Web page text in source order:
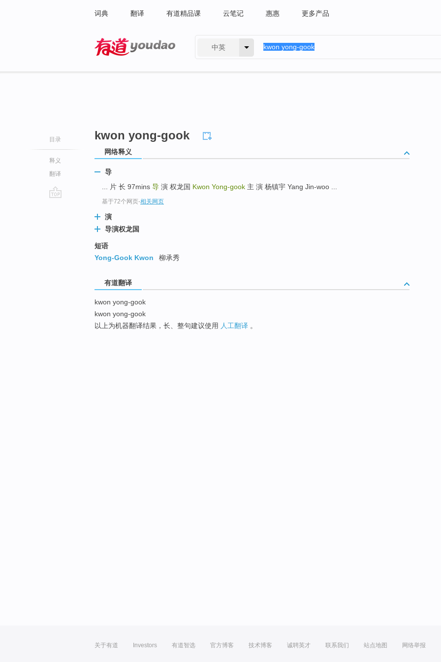
词典 翻译 有道精品课 云笔记 惠惠 更多产品
中英
目录
释义
翻译
kwon yong-gook
网络释义
导
... 片 长 97mins 导 演 权龙国 Kwon Yong-gook 主 演 杨镇宇 Yang Jin-woo ...
基于72个网页-相关网页
演
导演权龙国
短语
Yong-Gook Kwon
柳承秀
有道翻译
kwon yong-gook
kwon yong-gook
以上为机器翻译结果，长、整句建议使用 人工翻译 。
关于有道 Investors 有道智选 官方博客 技术博客 诚聘英才 联系我们 站点地图 网络举报